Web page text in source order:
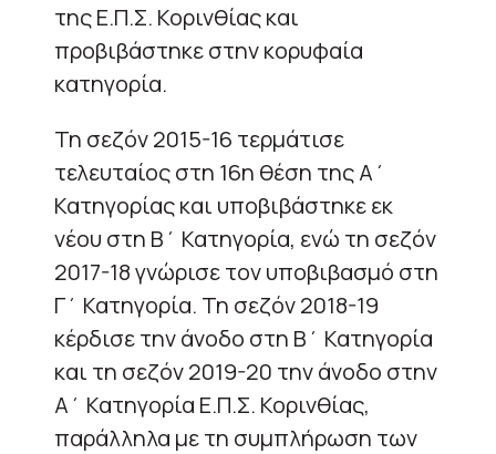
της Ε.Π.Σ. Κορινθίας και
προβιβάστηκε στην κορυφαία
κατηγορία.
Τη σεζόν 2015-16 τερμάτισε
τελευταίος στη 16η θέση της Α΄
Κατηγορίας και υποβιβάστηκε εκ
νέου στη Β΄ Κατηγορία, ενώ τη σεζόν
2017-18 γνώρισε τον υποβιβασμό στη
Γ΄ Κατηγορία. Τη σεζόν 2018-19
κέρδισε την άνοδο στη Β΄ Κατηγορία
και τη σεζόν 2019-20 την άνοδο στην
Α΄ Κατηγορία Ε.Π.Σ. Κορινθίας,
παράλληλα με τη συμπλήρωση των